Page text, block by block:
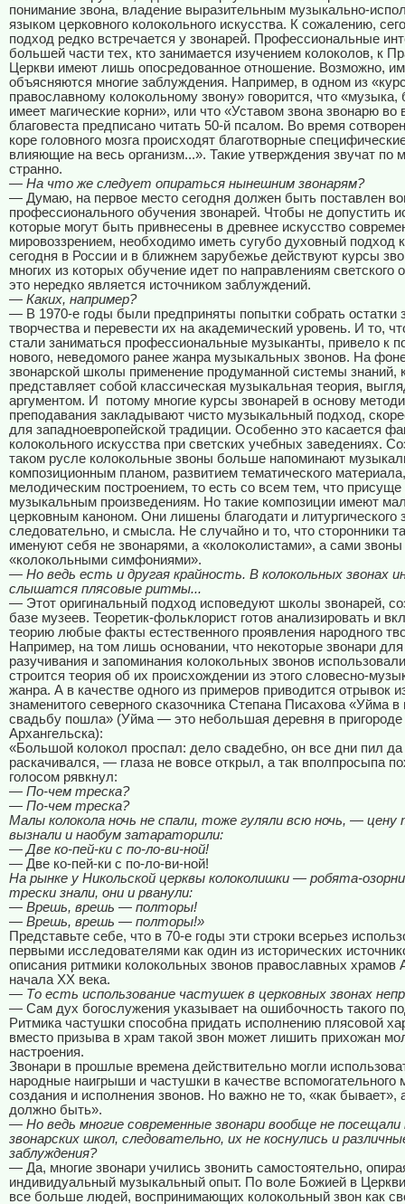
понимание звона, владение выразительным музыкально-
языком церковного колокольного искусства. К сожалению,
подход редко встречается у звонарей. Профессиональные
большей части тех, кто занимается изучением колоколов, к
Церкви имеют лишь опосредованное отношение. Возможно,
объясняются многие заблуждения. Например, в одном из
православному колокольному звону» говорится, что «музыка,
имеет магические корни», или что «Уставом звона звонарю во
благовеста предписано читать 50-й псалом. Во время
коре головного мозга происходят благотворные
влияющие на весь организм...». Такие утверждения звучат по
странно.
— На что же следует опираться нынешним звонарям?
— Думаю, на первое место сегодня должен быть поставлен
профессионального обучения звонарей. Чтобы не допустить
которые могут быть привнесены в древнее искусство
мировоззрением, необходимо иметь сугубо духовный подход
сегодня в России и в ближнем зарубежье действуют курсы
многих из которых обучение идет по направлениям светского
это нередко является источником заблуждений.
— Каких, например?
— В 1970-е годы были предприняты попытки собрать остатки
творчества и перевести их на академический уровень. И то,
стали заниматься профессиональные музыканты, привело к
нового, неведомого ранее жанра музыкальных звонов. На
звонарской школы применение продуманной системы знаний,
представляет собой классическая музыкальная теория,
аргументом. И
потому многие курсы звонарей в основу
преподавания закладывают чисто музыкальный подход,
для западноевропейской традиции. Особенно это касается
колокольного искусства при светских учебных заведениях.
таком русле колокольные звоны больше напоминают
композиционным планом, развитием тематического
мелодическим построением, то есть со всем тем, что
музыкальным произведениям. Но такие композиции имеют
церковным каноном. Они лишены благодати и литургического
следовательно, и смысла. Не случайно и то, что сторонники
именуют себя не звонарями, а «колоколистами», а сами
«колокольными симфониями».
— Но ведь есть и другая крайность. В колокольных звонах
слышатся плясовые ритмы...
— Этот оригинальный подход исповедуют школы звонарей,
базе музеев. Теоретик-фольклорист готов анализировать и
теорию любые факты естественного проявления народного
Например, на том лишь основании, что некоторые звонари
разучивания и запоминания колокольных звонов
строится теория об их происхождении из этого словесно-
жанра. А в качестве одного из примеров приводится отрывок
знаменитого северного сказочника Степана Писахова «Уйма в
свадьбу пошла» (Уйма — это небольшая деревня в пригороде
Архангельска):
«Большой колокол проспал: дело свадебно, он все дни пил да
раскачивался, — глаза не вовсе открыл, а так вполпросыпа
голосом рявкнул:
— По-чем треска?
— По-чем треска?
Малы колокола ночь не спали, тоже гуляли всю ночь, — цену
вызнали и наобум затараторили:
— Две ко-пей-ки с по-ло-ви-ной!
— Две ко-пей-ки с по-ло-ви-ной!
На рынке у Никольской церквы колоколишки — робята-
трески знали, они и рванули:
— Врешь, врешь — полторы!
— Врешь, врешь — полторы!»
Представьте себе, что в 70-е годы эти строки всерьез
первыми исследователями как один из исторических
описания ритмики колокольных звонов православных храмов
начала ХХ века.
— То есть использование частушек в церковных звонах
— Сам дух богослужения указывает на ошибочность такого
Ритмика частушки способна придать исполнению плясовой
вместо призыва в храм такой звон может лишить прихожан
настроения.
Звонари в прошлые времена действительно могли
народные наигрыши и частушки в качестве вспомогательного
создания и исполнения звонов. Но важно не то, «как бывает»,
должно быть».
— Но ведь многие современные звонари вообще не посещали
звонарских школ, следовательно, их не коснулись и
заблуждения?
— Да, многие звонари учились звонить самостоятельно,
индивидуальный музыкальный опыт. По воле Божией в
все больше людей, воспринимающих колокольный звон как